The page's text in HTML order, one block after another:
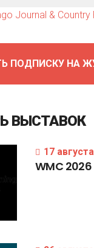
ПОДПИСКУ НА
ВЫСТАВОК
17
WMC 2026